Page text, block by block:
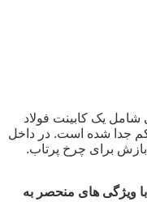
یک کابینت فولاد
جدا شده است. در داخل
بازش برای چرخ پرتاب.
ماشین فریز-دفلاشینگ INTER-CHINA با ویژگی های منحصر به